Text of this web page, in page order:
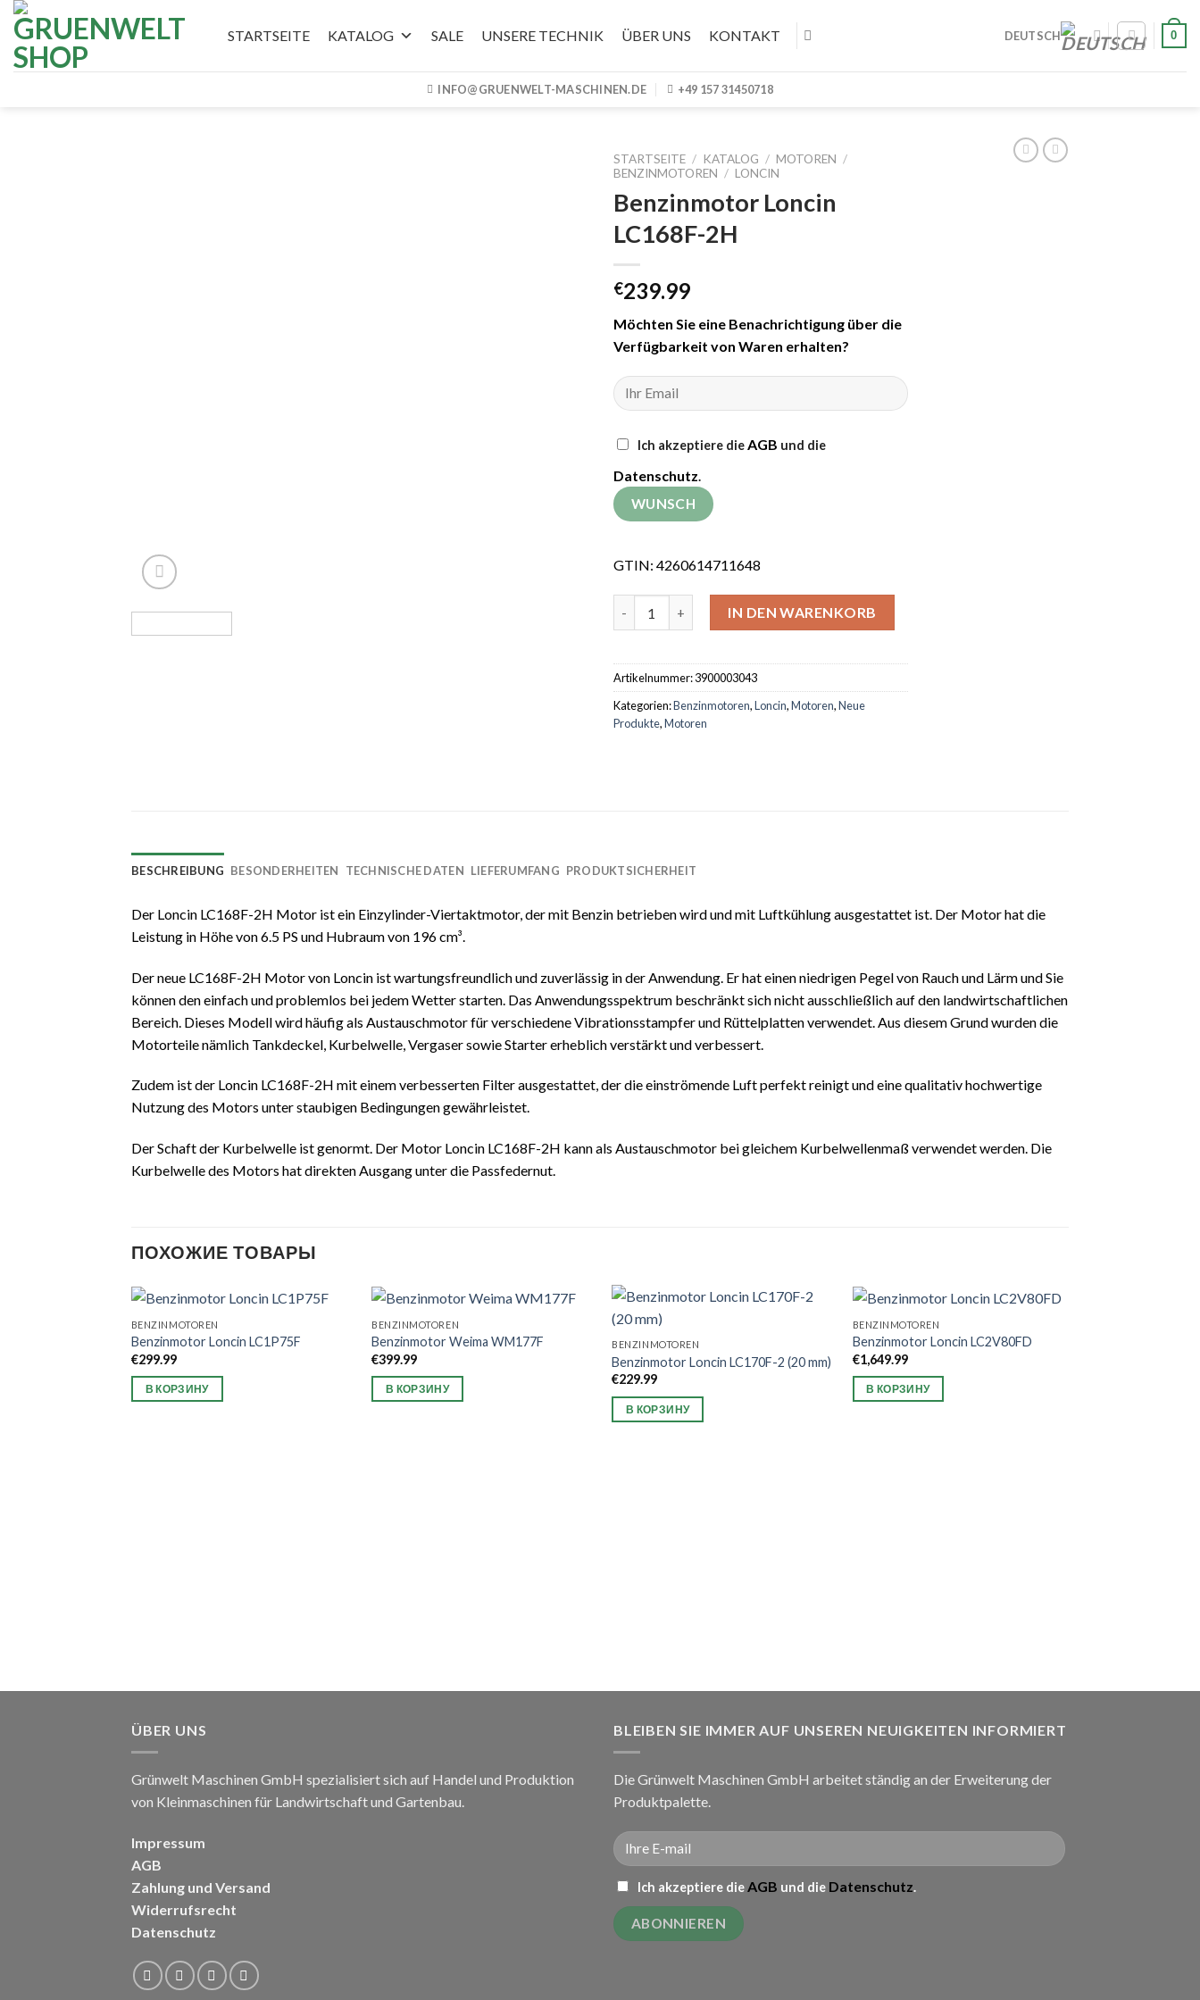
Skip
content
STARTSEITE KATALOG SALE UNSERE TECHNIK ÜBER UNS KONTAKT DEUTSCH 0
INFO@GRUENWELT-MASCHINEN.DE +49 157 31450718
STARTSEITE / KATALOG / MOTOREN /
BENZINMOTOREN / LONCIN
Benzinmotor Loncin
LC168F-2H
€239.99
Möchten Sie eine Benachrichtigung über die
Verfügbarkeit von Waren erhalten?
Ich akzeptiere dieAGB und die
Datenschutz.
GTIN: 4260614711648
IN DEN WARENKORB
Artikelnummer:3900003043
Kategorien:Benzinmotoren,Loncin,Motoren,Neue
Produkte,Motoren
BESCHREIBUNG BESONDERHEITEN TECHNISCHE DATEN LIEFERUMFANG PRODUKTSICHERHEIT
Der Loncin LC168F-2H Motor ist ein Einzylinder-Viertaktmotor, der mit Benzin betrieben wird und mit Luftkühlung ausgestattet ist. Der Motor hat die
Leistung in Höhe von 6.5 PS und Hubraum von 196 cm³.
Der neue LC168F-2H Motor von Loncin ist wartungsfreundlich und zuverlässig in der Anwendung. Er hat einen niedrigen Pegel von Rauch und Lärm und Sie
können den einfach und problemlos bei jedem Wetter starten. Das Anwendungsspektrum beschränkt sich nicht ausschließlich auf den landwirtschaftlichen
Bereich. Dieses Modell wird häufig als Austauschmotor für verschiedene Vibrationsstampfer und Rüttelplatten verwendet. Aus diesem Grund wurden die
Motorteile nämlich Tankdeckel, Kurbelwelle, Vergaser sowie Starter erheblich verstärkt und verbessert.
Zudem ist der Loncin LC168F-2H mit einem verbesserten Filter ausgestattet, der die einströmende Luft perfekt reinigt und eine qualitativ hochwertige
Nutzung des Motors unter staubigen Bedingungen gewährleistet.
Der Schaft der Kurbelwelle ist genormt. Der Motor Loncin LC168F-2H kann als Austauschmotor bei gleichem Kurbelwellenmaß verwendet werden. Die
Kurbelwelle des Motors hat direkten Ausgang unter die Passfedernut.
ПОХОЖИЕ ТОВАРЫ
BENZINMOTOREN
Benzinmotor Loncin LC1P75F
€299.99
В КОРЗИНУ
BENZINMOTOREN
Benzinmotor Weima WM177F
€399.99
В КОРЗИНУ
BENZINMOTOREN
Benzinmotor Loncin LC170F-2 (20 mm)
€229.99
В КОРЗИНУ
BENZINMOTOREN
Benzinmotor Loncin LC2V80FD
€1,649.99
В КОРЗИНУ
ÜBER UNS
Grünwelt Maschinen GmbH spezialisiert sich auf Handel und Produktion
von Kleinmaschinen für Landwirtschaft und Gartenbau.
Impressum
AGB
Zahlung und Versand
Widerrufsrecht
Datenschutz
BLEIBEN SIE IMMER AUF UNSEREN NEUIGKEITEN INFORMIERT
Die Grünwelt Maschinen GmbH arbeitet ständig an der Erweiterung der
Produktpalette.
Ich akzeptiere die AGB und die Datenschutz.